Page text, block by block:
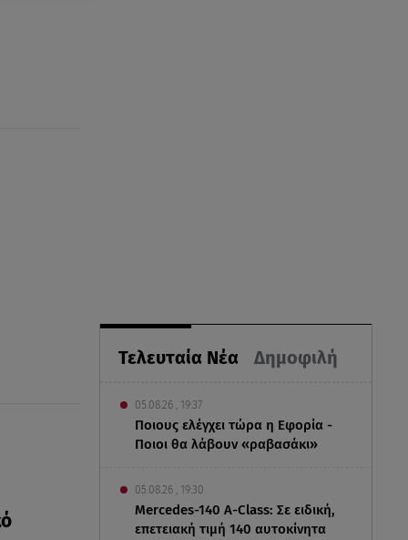
Τελευταία Νέα Δημοφιλή
05.08.26 , 19:37
Ποιους ελέγχει τώρα η Εφορία -
Ποιοι θα λάβουν «ραβασάκι»
05.08.26 , 19:30
Mercedes-140 A-Class: Σε ειδική,
επετειακή τιμή 140 αυτοκίνητα